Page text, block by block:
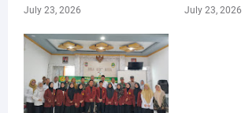
July 23, 2026 July 23, 2026